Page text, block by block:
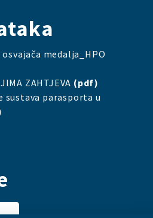
medalja_HPO
ZAHTJEVA (pdf)
sustava parasporta u